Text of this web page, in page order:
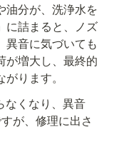
油分が、洗浄水を
に詰まると、ノズ
異音に気づいても
が増大し、最終的
ります。
なくなり、異音
が、修理に出さ